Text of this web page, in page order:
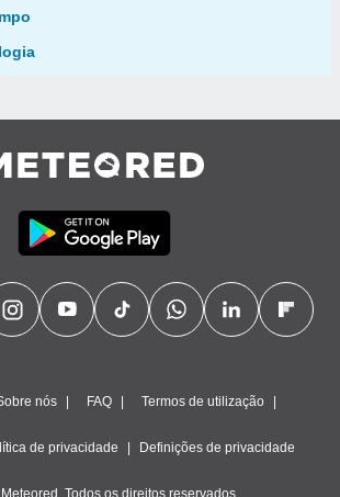
nós FAQ Termos de utilização
de privacidade Definições de privacidade
Todos os direitos reservados